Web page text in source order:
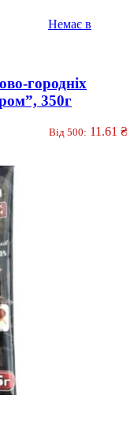
Немає в
городніх
350г
Від 500: 11.61 ₴